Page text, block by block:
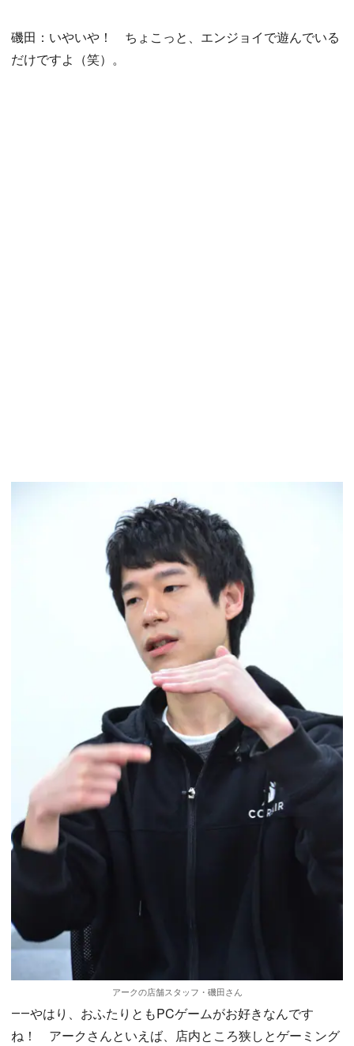
磯田：いやいや！ ちょこっと、エンジョイで遊んでいる
だけですよ（笑）。
アークの店舗スタッフ・磯田さん
――やはり、おふたりともPCゲームがお好きなんです
ね！ アークさんといえば、店内ところ狭しとゲーミング